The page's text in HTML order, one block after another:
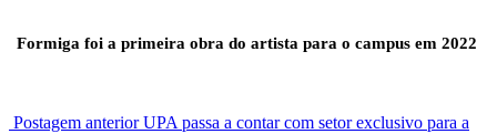
Formiga foi a primeira obra do artista para o campus em 2022
Postagem anterior UPA passa a contar com setor exclusivo para a